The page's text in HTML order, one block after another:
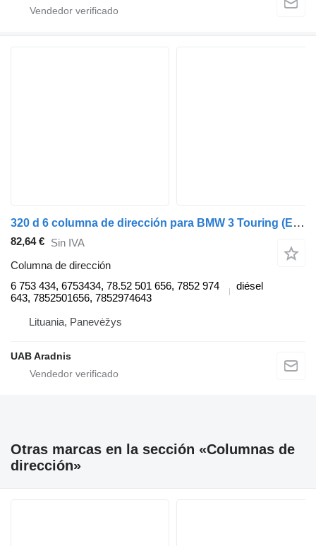
320 d 6 columna de dirección para BMW 3 Touring (E46) coche
82,64 € Sin IVA
Columna de dirección
6 753 434, 6753434, 78.52 501 656, 7852 974
643, 7852501656, 7852974643
diésel
Lituania, Panevėžys
UAB Aradnis
Otras marcas en la sección «Columnas de
dirección»